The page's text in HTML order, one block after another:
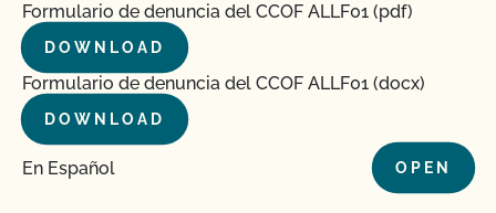
Formulario de denuncia del CCOF ALLF01 (pdf)
DOWNLOAD
Formulario de denuncia del CCOF ALLF01 (docx)
DOWNLOAD
En Español OPEN